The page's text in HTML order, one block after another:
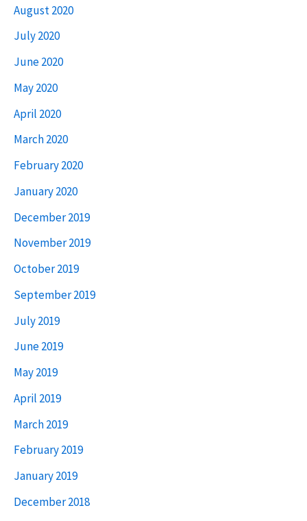
August 2020
July 2020
June 2020
May 2020
April 2020
March 2020
February 2020
January 2020
December 2019
November 2019
October 2019
September 2019
July 2019
June 2019
May 2019
April 2019
March 2019
February 2019
January 2019
December 2018